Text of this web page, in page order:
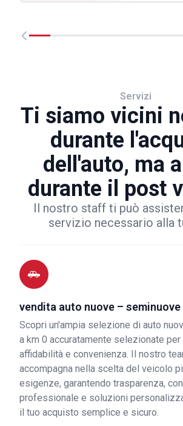
Servizi
Ti siamo vicini
durante
dell'auto, ma
durante il post
Il nostro staff ti può
servizio necessario alla
vendita auto nuove – seminuove
Scopri un'ampia selezione di auto
a km 0 accuratamente selezionate
affidabilità e convenienza. Il nostro
accompagna nella scelta del veicolo
esigenze, garantendo trasparenza,
professionale e soluzioni
il tuo acquisto semplice e sicuro.